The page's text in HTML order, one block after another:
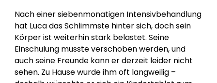
Nach einer siebenmonatigen Intensivbehandlung
hat Luca das Schlimmste hinter sich, doch sein
Körper ist weiterhin stark belastet. Seine
Einschulung musste verschoben werden, und
auch seine Freunde kann er derzeit leider nicht
sehen. Zu Hause wurde ihm oft langweilig –